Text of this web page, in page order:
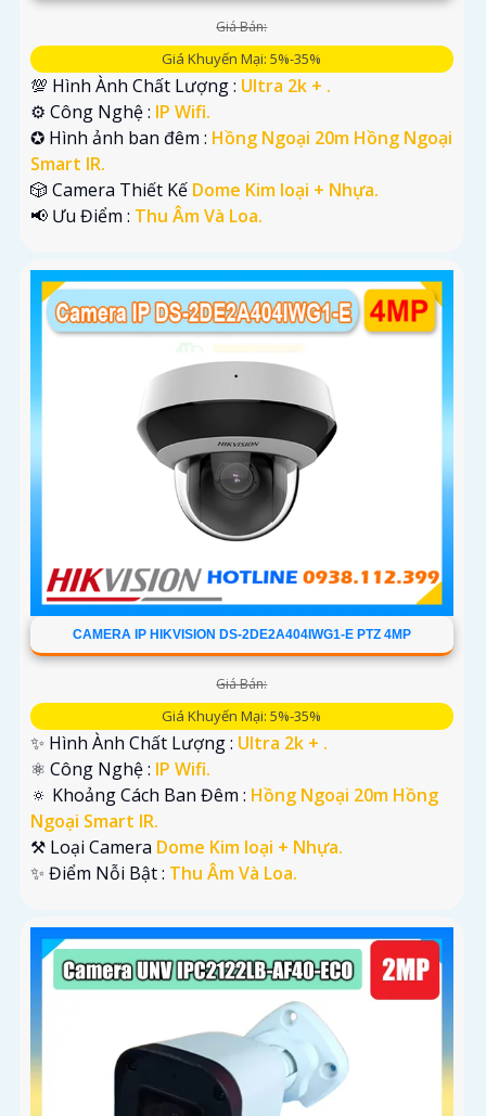
Giá Bán:
Giá Khuyến Mại: 5%-35%
💯 Hình Ành Chất Lượng : Ultra 2k + .
⚙ Công Nghệ : IP Wifi.
✪ Hình ảnh ban đêm : Hồng Ngoại 20m Hồng Ngoại
Smart IR.
🎲 Camera Thiết Kế Dome Kim loại + Nhựa.
️📢 Ưu Điểm : Thu Âm Và Loa.
CAMERA IP HIKVISION DS-2DE2A404IWG1-E PTZ 4MP
Giá Bán:
Giá Khuyến Mại: 5%-35%
✨ Hình Ành Chất Lượng : Ultra 2k + .
⚛️ Công Nghệ : IP Wifi.
🔅 Khoảng Cách Ban Đêm : Hồng Ngoại 20m Hồng
Ngoại Smart IR.
⚒ Loại Camera Dome Kim loại + Nhựa.
️✨ Điểm Nỗi Bật : Thu Âm Và Loa.